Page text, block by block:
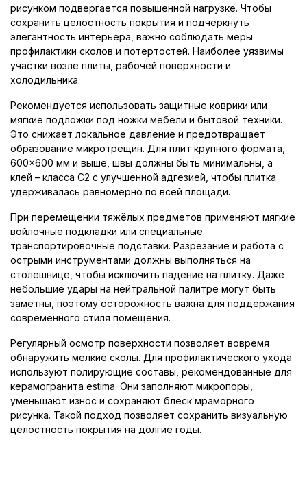
рисунком подвергается повышенной нагрузке. Чтобы
сохранить целостность покрытия и подчеркнуть
элегантность интерьера, важно соблюдать меры
профилактики сколов и потертостей. Наиболее уязвимы
участки возле плиты, рабочей поверхности и
холодильника.
Рекомендуется использовать защитные коврики или
мягкие подложки под ножки мебели и бытовой техники.
Это снижает локальное давление и предотвращает
образование микротрещин. Для плит крупного формата,
600×600 мм и выше, швы должны быть минимальны, а
клей – класса C2 с улучшенной адгезией, чтобы плитка
удерживалась равномерно по всей площади.
При перемещении тяжёлых предметов применяют мягкие
войлочные подкладки или специальные
транспортировочные подставки. Разрезание и работа с
острыми инструментами должны выполняться на
столешнице, чтобы исключить падение на плитку. Даже
небольшие удары на нейтральной палитре могут быть
заметны, поэтому осторожность важна для поддержания
современного стиля помещения.
Регулярный осмотр поверхности позволяет вовремя
обнаружить мелкие сколы. Для профилактического ухода
используют полирующие составы, рекомендованные для
керамогранита estima. Они заполняют микропоры,
уменьшают износ и сохраняют блеск мраморного
рисунка. Такой подход позволяет сохранить визуальную
целостность покрытия на долгие годы.